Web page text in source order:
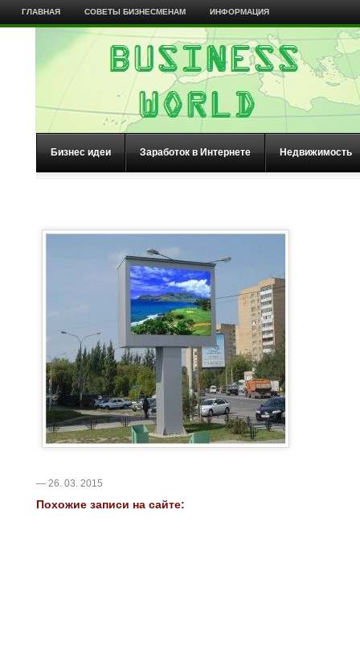
ГЛАВНАЯ СОВЕТЫ БИЗНЕСМЕНАМ ИНФОРМАЦИЯ
Бизнес идеи Заработок в Интернете Недвижимость
— 26. 03. 2015
Похожие записи на сайте: